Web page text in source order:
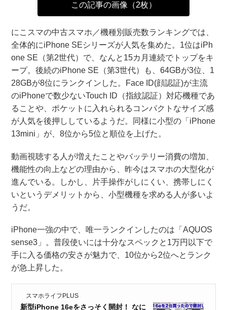
この記事の画像（2枚）
にこスマの中古スマホ／機種別販売数ランキングでは、
全体的にiPhone SEシリーズが人気を集めた。1位はiPh
one SE（第2世代）で、なんと15カ月連続でトップをキ
ープ。後続のiPhone SE（第3世代）も、64GBが3位、1
28GBが8位にランクインした。Face ID(顔認証)が主流
のiPhoneで数少ないTouch ID（指紋認証）対応機種であ
ることや、ポケットに入れられるコンパクトなサイズ感
が人気を後押ししているようだ。同様に小型の「iPhone
13mini」が、8位から5位と順位を上げた。
動画視聴する人が増えたことやバッテリー消費の増加、
機能性の向上などの理由から、昨今はスマホの大型化が
進んでいる。しかし、片手操作がしにくい、携帯しにく
いというデメリットから、小型機種を求める人が多いよ
うだ。
iPhone一強の中で、唯一ランクインしたのは「AQUOS
sense3」。普段使いには十分なスペックと1万円以下で
手に入る価格の安さが魅力で、10位から2位へとランク
が急上昇した。
スマホライフPLUS
新型iPhone 16eをさっそく開封！ なに